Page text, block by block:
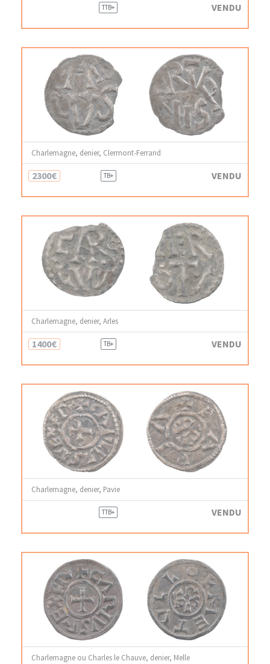
TTB+ VENDU
Charlemagne, denier, Clermont-Ferrand
2300€ TB+ VENDU
Charlemagne, denier, Arles
1400€ TB+ VENDU
Charlemagne, denier, Pavie
TTB+ VENDU
Charlemagne ou Charles le Chauve, denier, Melle